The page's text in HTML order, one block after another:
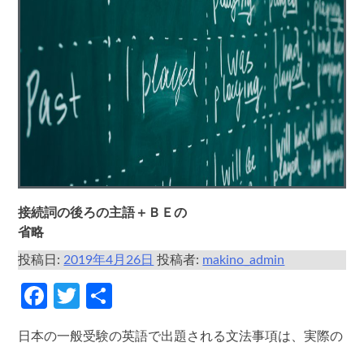
接続詞の後ろの主語＋ＢＥの
省略
投稿日:2019年4月26日 投稿者: makino_admin
Facebook
Twitter
有
日本の一般受験の英語で出題される文法事項は、実際の